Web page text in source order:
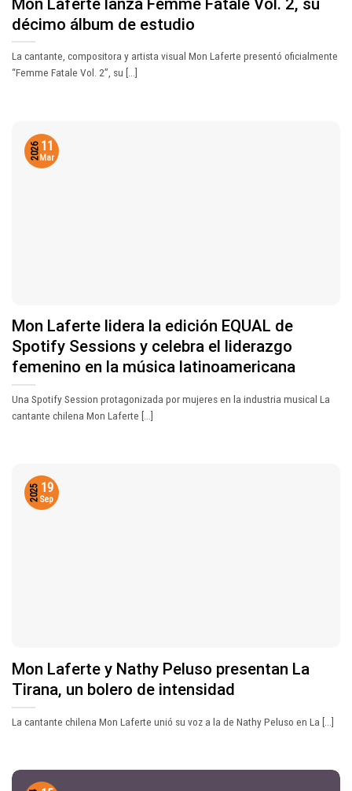
décimo álbum de estudio
La cantante, compositora y artista visual Mon Laferte presentó oficialmente
“Femme Fatale Vol. 2”, su [...]
Mon Laferte lidera la edición EQUAL de
Spotify Sessions y celebra el liderazgo
femenino en la música latinoamericana
Una Spotify Session protagonizada por mujeres en la industria musical La
cantante chilena Mon Laferte [...]
11
Mar
2026
Mon Laferte y Nathy Peluso presentan La
Tirana, un bolero de intensidad
La cantante chilena Mon Laferte unió su voz a la de Nathy Peluso en La [...]
19
Sep
2025